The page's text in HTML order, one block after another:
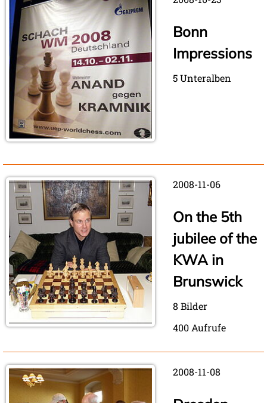
Bonn
Impressions
5 Unteralben
2008-11-06
On the 5th
jubilee of the
KWA in
Brunswick
8 Bilder
400 Aufrufe
2008-11-08